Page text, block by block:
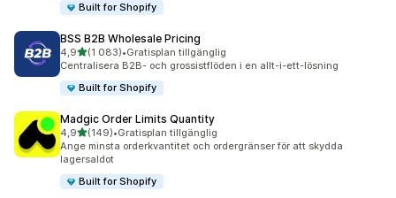
Built for Shopify
BSS B2B Wholesale Pricing
4,9av 5 stjärnor
(1 083)
1083 recensioner totalt
•Gratisplan tillgänglig
Centralisera B2B- och grossistflöden i en allt-i-ett-lösning
Built for Shopify
Madgic Order Limits Quantity
4,9av 5 stjärnor
(149)
149 recensioner totalt
•Gratisplan tillgänglig
Ange minsta orderkvantitet och ordergränser för att skydda
lagersaldot
Built for Shopify